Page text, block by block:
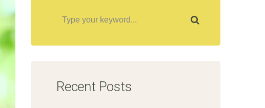
Recent Posts